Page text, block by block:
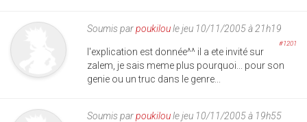
Soumis parpoukiloule jeu 10/11/2005 à 21h19
#1201
l'explication est donnée^^ il a ete invité sur
zalem, je sais meme plus pourquoi... pour son
genie ou un truc dans le genre...
Soumis parpoukiloule jeu 10/11/2005 à 19h55